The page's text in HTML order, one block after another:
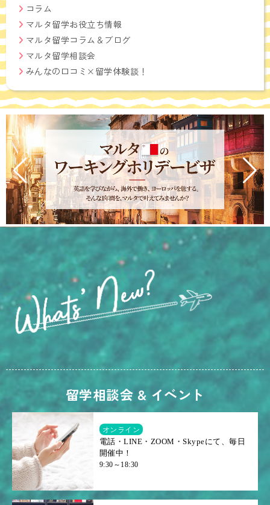
コラム
マルタ留学お役立ち情報
マルタ留学コラム＆ブログ
マルタ留学相談会
みんなの口コミ×留学体験談！
留学相談会 & イベント
オンライン
電話・LINE・ZOOM・Skypeにて、毎日
開催中！
9:30～18:30